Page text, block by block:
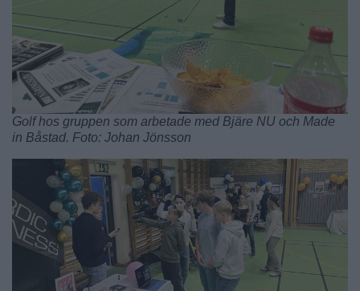
Golf hos gruppen som arbetade med Bjäre NU och Made
in Båstad. Foto: Johan Jönsson